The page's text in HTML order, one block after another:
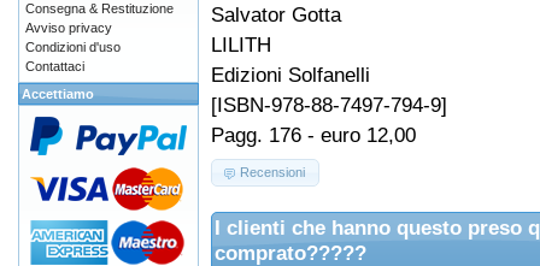
Salvator Gotta
LILITH
Edizioni Solfanelli
[ISBN-978-88-7497-794-9]
Pagg. 176 - euro 12,00
Recensioni
I clienti che hanno questo preso
comprato?????
Consegna & Restituzione
Avviso privacy
Condizioni d'uso
Contattaci
Accettiamo